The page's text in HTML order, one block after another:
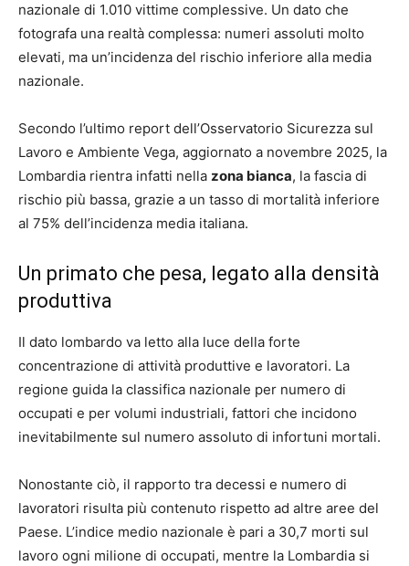
nazionale di 1.010 vittime complessive. Un dato che
fotografa una realtà complessa: numeri assoluti molto
elevati, ma un’incidenza del rischio inferiore alla media
nazionale.
Secondo l’ultimo report dell’Osservatorio Sicurezza sul
Lavoro e Ambiente Vega, aggiornato a novembre 2025, la
Lombardia rientra infatti nella zona bianca, la fascia di
rischio più bassa, grazie a un tasso di mortalità inferiore
al 75% dell’incidenza media italiana.
Un primato che pesa, legato alla densità
produttiva
Il dato lombardo va letto alla luce della forte
concentrazione di attività produttive e lavoratori. La
regione guida la classifica nazionale per numero di
occupati e per volumi industriali, fattori che incidono
inevitabilmente sul numero assoluto di infortuni mortali.
Nonostante ciò, il rapporto tra decessi e numero di
lavoratori risulta più contenuto rispetto ad altre aree del
Paese. L’indice medio nazionale è pari a 30,7 morti sul
lavoro ogni milione di occupati, mentre la Lombardia si